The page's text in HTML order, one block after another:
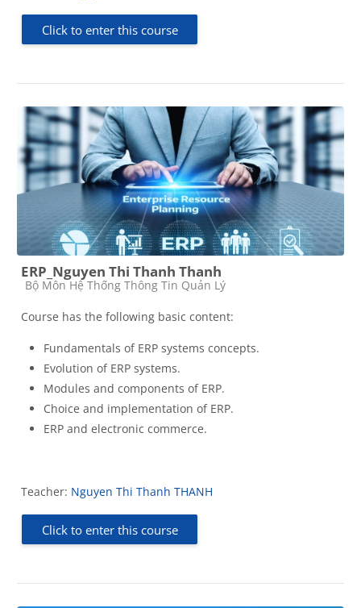
Click to enter this course
ERP_Nguyen Thi Thanh Thanh
Course category
Bộ Môn Hệ Thống Thông Tin Quản Lý
Course has the following basic content:
Fundamentals of ERP systems concepts.
Evolution of ERP systems.
Modules and components of ERP.
Choice and implementation of ERP.
ERP and electronic commerce.
Teacher: Nguyen Thi Thanh THANH
Click to enter this course